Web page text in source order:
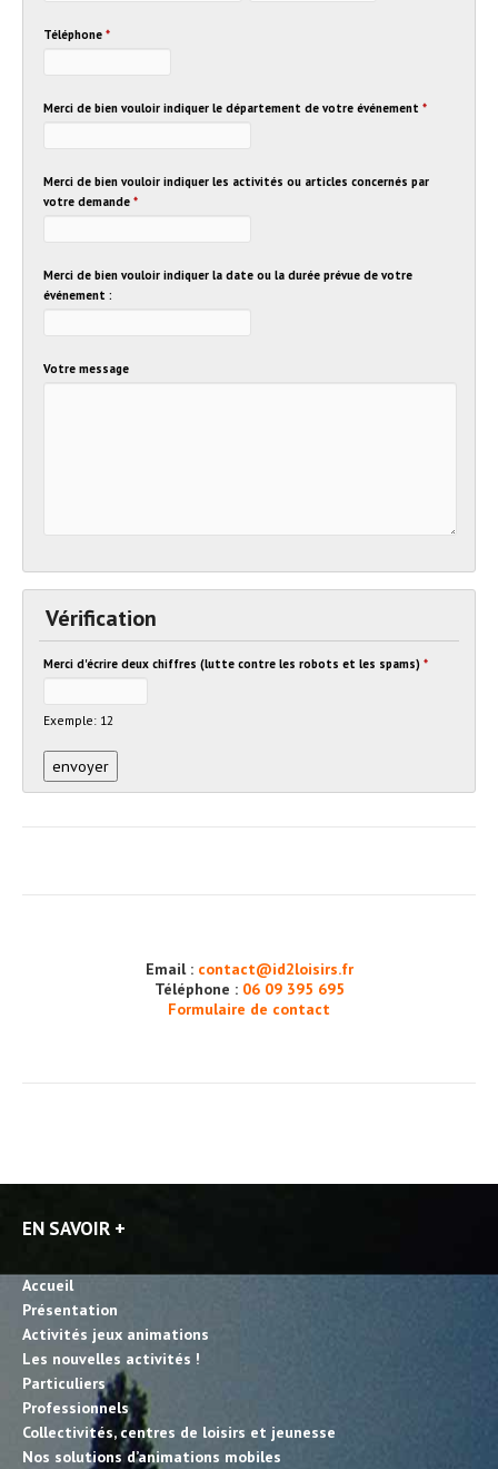
Téléphone *
Merci de bien vouloir indiquer le département de votre événement *
Merci de bien vouloir indiquer les activités ou articles concernés par
votre demande *
Merci de bien vouloir indiquer la date ou la durée prévue de votre
événement :
Votre message
Vérification
Merci d'écrire deux chiffres (lutte contre les robots et les spams) *
Exemple: 12
Email : contact@id2loisirs.fr
Téléphone : 06 09 395 695
Formulaire de contact
EN SAVOIR +
Accueil
Présentation
Activités jeux animations
Les nouvelles activités !
Particuliers
Professionnels
Collectivités, centres de loisirs et jeunesse
Nos solutions d’animations mobiles